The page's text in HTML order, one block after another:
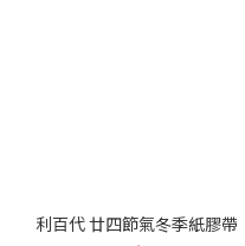
利百代 廿四節氣冬季紙膠帶